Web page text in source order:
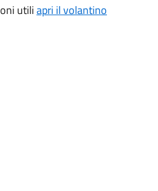
utiliapri il volantino